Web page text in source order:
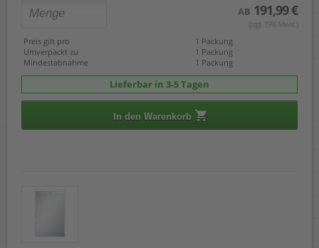
AB 191,99 €
(zzgl. 19% Mwst.)
Preis gilt pro
1 Packung
Umverpackt zu
1 Packung
Mindestabnahme
1 Packung
Lieferbar in 3-5 Tagen
In den Warenkorb